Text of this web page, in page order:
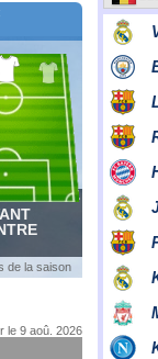
de la saison
le 9 aoû. 2026